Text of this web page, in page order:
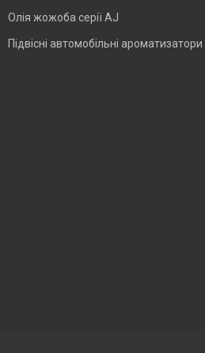
Олія жожоба серії AJ
Підвісні автомобільні ароматизатори